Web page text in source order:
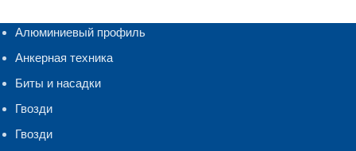
Алюминиевый профиль
Анкерная техника
Биты и насадки
Гвозди
Гвозди